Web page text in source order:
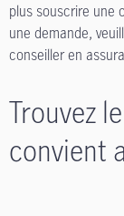
plus souscrire une
une demande,
conseiller en
Trouvez
convient